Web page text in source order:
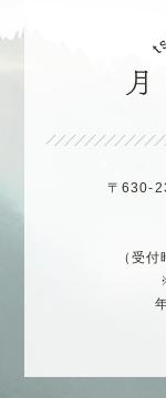
〒630-
（受